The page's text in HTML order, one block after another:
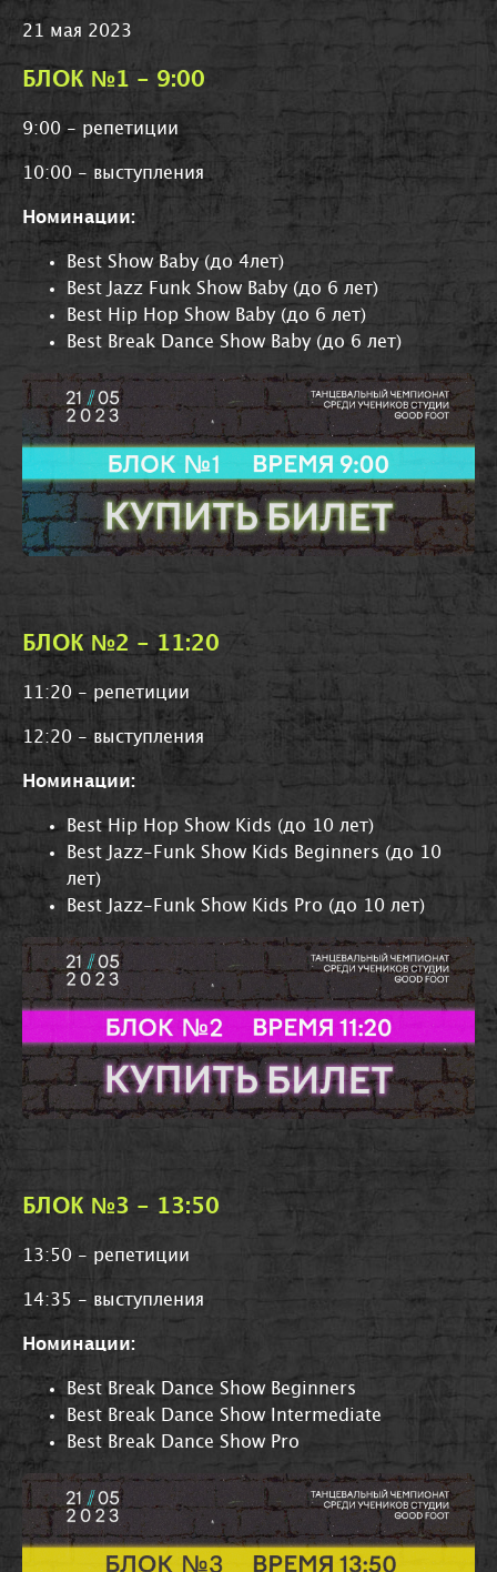
21 мая 2023
БЛОК №1 - 9:00
9:00 - репетиции
10:00 - выступления
Номинации:
Best Show Baby (до 4лет)
Best Jazz Funk Show Baby (до 6 лет)
Best Hip Hop Show Baby (до 6 лет)
Best Break Dance Show Baby (до 6 лет)
БЛОК №2 - 11:20
11:20 - репетиции
12:20 - выступления
Номинации:
Best Hip Hop Show Kids (до 10 лет)
Best Jazz-Funk Show Kids Beginners (до 10
лет)
Best Jazz-Funk Show Kids Pro (до 10 лет)
БЛОК №3 - 13:50
13:50 - репетиции
14:35 - выступления
Номинации:
Best Break Dance Show Beginners
Best Break Dance Show Intermediate
Best Break Dance Show Pro